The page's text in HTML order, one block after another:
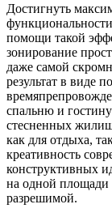
Достигнуть
помощи такой
зонирование
даже самой
результат в виде
спальню и
стесненных
как для отдыха,
креативность
конструктивных
на одной площади
разрешимой.